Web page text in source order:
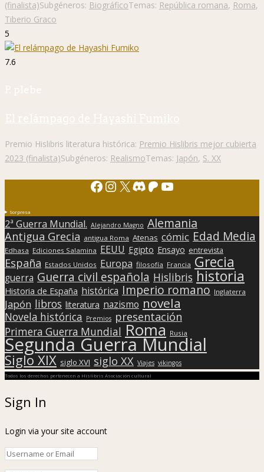
(finalista)Subgéneros: BiográficoTemas: República romana, Roma,
Tiberio Graco
5
7.6
P. plebe
El relámpago de Hayashi Fumiko
Premio Hislibris literatura histórica: Premio Hislibris mejor cubierta
2023 (finalista)Subgéneros: RealismoTemas: Japón, S. XX
Facebook
Instagram
X Discord
Patreon
YouTube
Sorpresa
2ª Guerra Mundial. Alejandro Magno Alemania
Antigua Grecia antigua Roma Atenas cómic Edad Media
Edhasa Ediciones Salamina EEUU Egipto Ensayo entrevista
España Estados Unidos Europa filosofía Francia Grecia
guerra Guerra civil española Hislibris historia
Historia de España histórica Imperio romano Inglaterra
Japón libros literatura nazismo novela
Novela histórica Premios presentación
Primera Guerra Mundial Roma Rusia
Segunda Guerra Mundial
Siglo XIX siglo XVI siglo XX Viajes vikingos
Todos los derechos pertenecen a Hislibris Asociación cultural
Sign In
Login via your site account